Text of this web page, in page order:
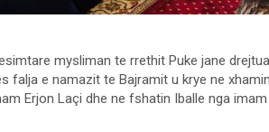
mysliman te rrethit Puke jane
falja e namazit te Bajramit u krye ne
Erjon Laçi dhe ne fshatin Iballe nga